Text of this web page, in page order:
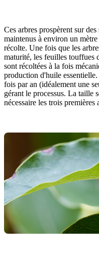
Ces arbres prospèrent sur
maintenus à environ un
récolte. Une fois que les
maturité, les feuilles touffues
sont récoltées à la fois
production d'huile
fois par an (idéalement une
gérant le processus. La taille
nécessaire les trois premières